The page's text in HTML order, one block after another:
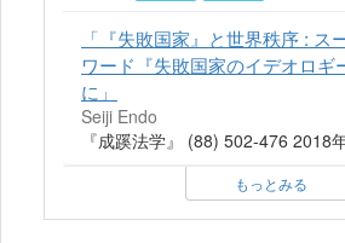
「『失敗国家』と世界秩序 : ス
ワード『失敗国家のイデオロギ
に」
Seiji Endo
『成蹊法学』 (88) 502-476 2018
もっとみる